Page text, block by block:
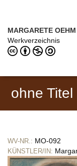
MARGARETE OEHM
Werkverzeichnis
ohne Titel
WV-NR.: MO-092
KÜNSTLER/IN: